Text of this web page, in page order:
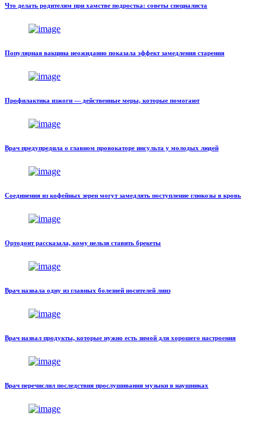
Что делать родителям при хамстве подростка: советы специалиста
Популярная вакцина неожиданно показала эффект замедления старения
Профилактика изжоги — действенные меры, которые помогают
Врач предупредила о главном провокаторе инсульта у молодых людей
Соединения из кофейных зерен могут замедлять поступление глюкозы в кровь
Ортодонт рассказала, кому нельзя ставить брекеты
Врач назвала одну из главных болезней носителей линз
Врач назвал продукты, которые нужно есть зимой для хорошего настроения
Врач перечислил последствия прослушивания музыки в наушниках